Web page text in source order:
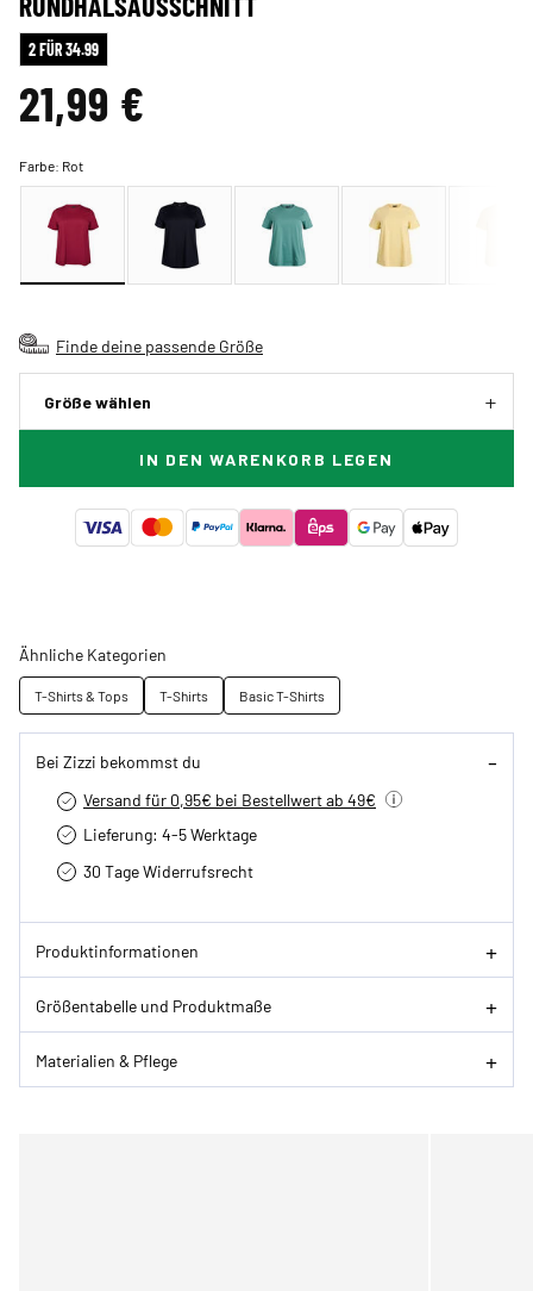
2 FÜR 34.99
21,99 €
Farbe: Rot
Finde deine passende Größe
Größe wählen
IN DEN WARENKORB LEGEN
Ähnliche Kategorien
T-Shirts & Tops T-Shirts Basic T-Shirts
Bei Zizzi bekommst du
Versand für 0,95€ bei Bestellwert ab 49€
Lieferung: 4-5 Werktage
30 Tage Widerrufsrecht
Produktinformationen
Größentabelle und Produktmaße
Materialien & Pflege